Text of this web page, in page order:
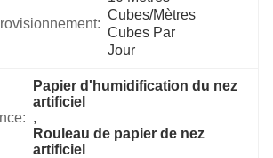
Cubes/mètres
Cubes Par
Jour
Papier d'humidification du nez
artificiel
,
Rouleau de papier de nez
artificiel